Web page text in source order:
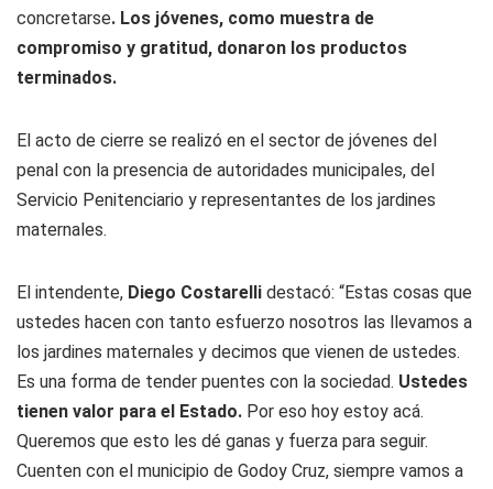
concretarse. Los jóvenes, como muestra de
compromiso y gratitud, donaron los productos
terminados.
El acto de cierre se realizó en el sector de jóvenes del
penal con la presencia de autoridades municipales, del
Servicio Penitenciario y representantes de los jardines
maternales.
El intendente, Diego Costarelli destacó: “Estas cosas que
ustedes hacen con tanto esfuerzo nosotros las llevamos a
los jardines maternales y decimos que vienen de ustedes.
Es una forma de tender puentes con la sociedad. Ustedes
tienen valor para el Estado. Por eso hoy estoy acá.
Queremos que esto les dé ganas y fuerza para seguir.
Cuenten con el municipio de Godoy Cruz, siempre vamos a